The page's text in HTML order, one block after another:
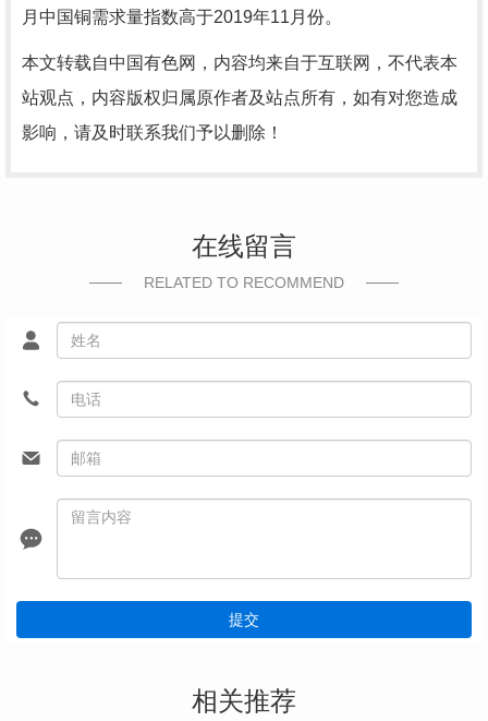
月中国铜需求量指数高于2019年11月份。
本文转载自中国有色网，内容均来自于互联网，不代表本
站观点，内容版权归属原作者及站点所有，如有对您造成
影响，请及时联系我们予以删除！
在线留言
RELATED TO RECOMMEND
提交
相关推荐